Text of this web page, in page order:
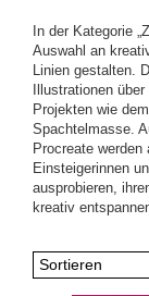
In der Kategorie
Auswahl an
Linien gestalten.
Illustrationen
Projekten wie
Spachtelmasse.
Procreate
Einsteigerinnen
ausprobieren,
kreativ
Sortieren